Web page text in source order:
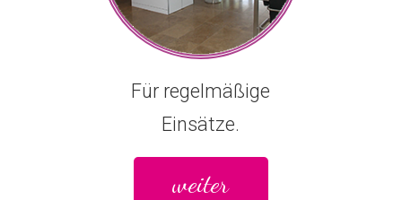
Für regelmäßige
Einsätze.
weiter